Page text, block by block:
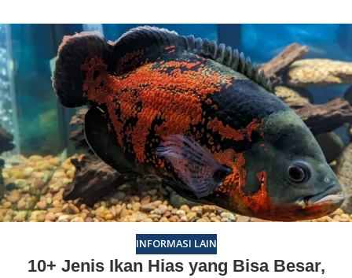
INFORMASI LAIN
10+ Jenis Ikan Hias yang Bisa Besar,